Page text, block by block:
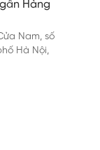
Hàng
Nam, số
Hà Nội,